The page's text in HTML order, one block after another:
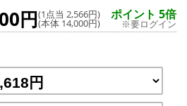
円(1点当 2,566円)
(本体 14,000円)
ポイント 5倍
※要ログイン